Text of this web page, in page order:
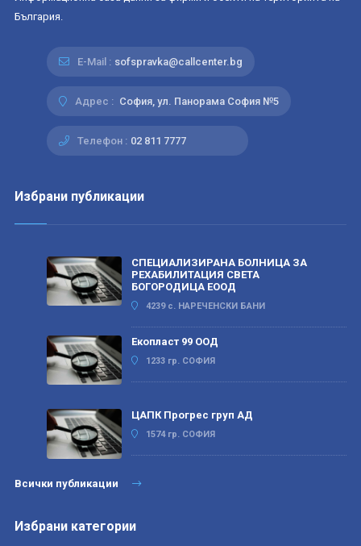
България.
E-Mail : sofspravka@callcenter.bg
Адрес : София, ул. Панорама София №5
Телефон : 02 811 7777
Избрани публикации
СПЕЦИАЛИЗИРАНА БОЛНИЦА ЗА
РЕХАБИЛИТАЦИЯ СВЕТА
БОГОРОДИЦА ЕООД
4239 с. НАРЕЧЕНСКИ БАНИ
Екопласт 99 ООД
1233 гр. СОФИЯ
ЦАПК Прогрес груп АД
1574 гр. СОФИЯ
Всички публикации
Избрани категории